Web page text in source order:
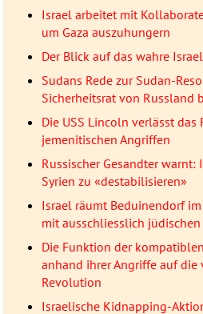
Israel arbeitet mit
um Gaza auszuhungern
Der Blick auf das wahre Israel
Sudans Rede zur Sudan-
Sicherheitsrat von Russland
Die USS Lincoln verlässt das
jemenitischen Angriffen
Russischer Gesandter warnt:
Syrien zu «destabilisieren»
Israel räumt Beduinendorf
mit ausschliesslich
Die Funktion der
anhand ihrer Angriffe auf die
Revolution
Israelische Kidnapping-